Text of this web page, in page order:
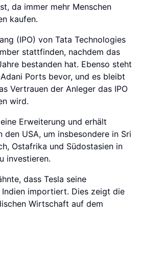
da immer mehr Menschen
kaufen.
(IPO) von Tata Technologies
stattfinden, nachdem das
bestanden hat. Ebenso steht
Ports bevor, und es bleibt
Vertrauen der Anleger das IPO
wird.
Erweiterung und erhält
den USA, um insbesondere in Sri
Ostafrika und Südostasien in
investieren.
dass Tesla seine
Indien importiert. Dies zeigt die
Wirtschaft auf dem